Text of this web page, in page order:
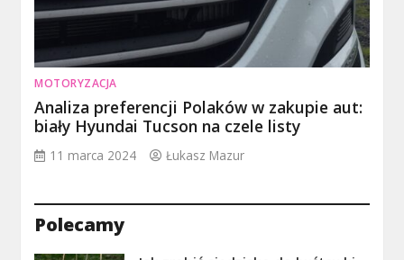
MOTORYZACJA
Analiza preferencji Polaków w zakupie aut:
biały Hyundai Tucson na czele listy
11 marca 2024 Łukasz Mazur
Polecamy